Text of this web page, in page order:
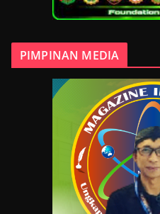
PIMPINAN MEDIA